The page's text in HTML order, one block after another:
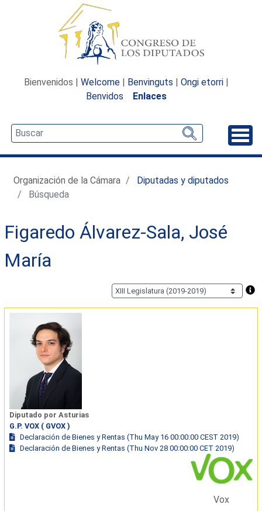
Bienvenidos | Welcome | Benvinguts | Ongi etorri |
Benvidos
Enlaces
Organización de la Cámara
Diputadas y diputados
Búsqueda
Figaredo Álvarez-Sala, José
María
Diputado por Asturias
G.P. VOX ( GVOX )
Declaración de Bienes y Rentas (Thu May 16 00:00:00 CEST 2019)
Declaración de Bienes y Rentas (Thu Nov 28 00:00:00 CET 2019)
Vox